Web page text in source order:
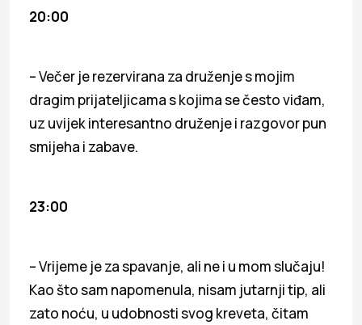
20:00
– Večer je rezervirana za druženje s mojim
dragim prijateljicama s kojima se često viđam,
uz uvijek interesantno druženje i razgovor pun
smijeha i zabave.
23:00
– Vrijeme je za spavanje, ali ne i u mom slučaju!
Kao što sam napomenula, nisam jutarnji tip, ali
zato noću, u udobnosti svog kreveta, čitam